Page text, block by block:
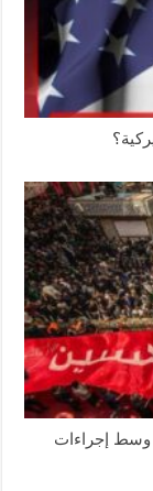
وسط إجراءات